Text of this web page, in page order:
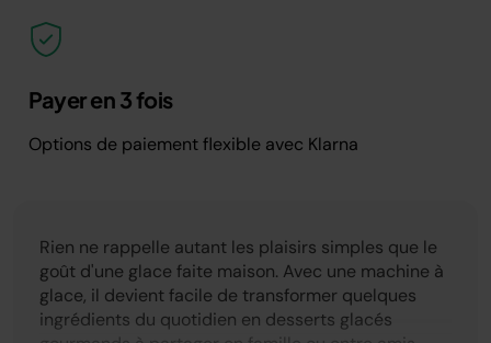
Payer en 3 fois
Options de paiement flexible avec Klarna
Rien ne rappelle autant les plaisirs simples que le
goût d'une glace faite maison. Avec une machine à
glace, il devient facile de transformer quelques
ingrédients du quotidien en desserts glacés